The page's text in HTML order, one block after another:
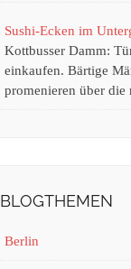
Sushi-Ecken im
Kottbusser Damm:
einkaufen. Bärtige
promenieren über die
BLOGTHEMEN
Berlin